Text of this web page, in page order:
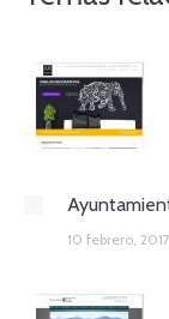
10 febrero, 2017